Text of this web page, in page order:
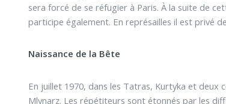
sera forcé de se réfugier à Paris. À la suite de
participe également. En représailles il est privé
Naissance de la Bête
En juillet 1970, dans les Tatras, Kurtyka et
Mlynarz. Les répétiteurs sont étonnés par les